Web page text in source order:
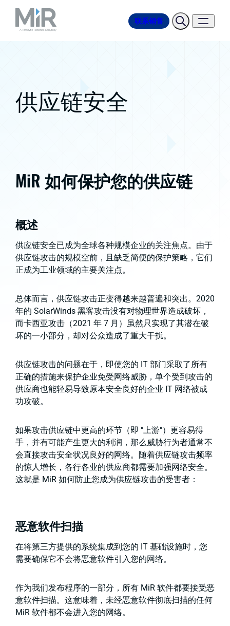
联系销售
供应链安全
MiR 如何保护您的供应链
概述
供应链安全已成为全球各种规模企业的关注焦点。由于
供应链攻击的规模空前，且缺乏简便的保护策略，它们
正成为工业领域的主要关注点。
总体而言，供应链攻击正变得越来越普遍和突出。2020
年的 SolarWinds 黑客攻击没有对物理世界造成破坏，
而卡西亚攻击（2021 年 7 月）虽然只实现了其潜在破
坏的一小部分，却对公众造成了重大干扰。
供应链攻击的问题在于，即使您的 IT 部门采取了所有
正确的措施来保护企业免受网络威胁，单个受到攻击的
供应商也能轻易导致原本安全良好的企业 IT 网络被成
功攻破。
如果攻击供应链中更高的环节（即 "上游"）更容易得
手，并有可能产生更大的利润，那么威胁行为者通常不
会直接攻击安全状况良好的网络。随着供应链攻击频率
的惊人增长，各行各业的供应商都需要加强网络安全。
这就是 MiR 如何防止您成为供应链攻击的受害者：
恶意软件扫描
在将第三方提供的系统集成到您的 IT 基础设施时，您
需要确保它不会将恶意软件引入您的网络。
作为我们发布程序的一部分，所有 MiR 软件都要接受恶
意软件扫描。这意味着，未经恶意软件彻底扫描的任何
MiR 软件都不会进入您的网络。